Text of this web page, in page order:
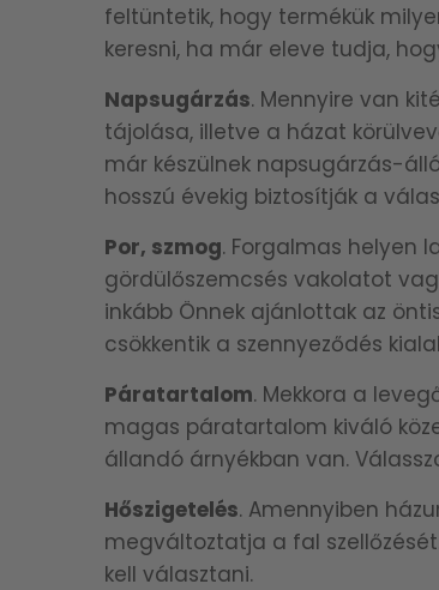
feltüntetik, hogy termékük
keresni, ha már eleve tudja,
Napsugárzás. Mennyire van
tájolása, illetve a házat
már készülnek napsugárzás-
hosszú évekig biztosítják a
Por, szmog. Forgalmas helyen
gördülőszemcsés vakolatot
inkább Önnek ajánlottak az
csökkentik a szennyeződés
Páratartalom. Mekkora a
magas páratartalom kiváló
állandó árnyékban van.
Hőszigetelés. Amennyiben
megváltoztatja a fal
kell választani.